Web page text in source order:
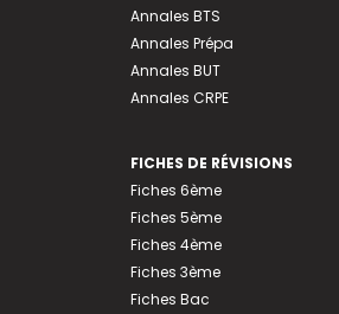
Annales BTS
Annales Prépa
Annales BUT
Annales CRPE
FICHES DE RÉVISIONS
Fiches 6ème
Fiches 5ème
Fiches 4ème
Fiches 3ème
Fiches Bac